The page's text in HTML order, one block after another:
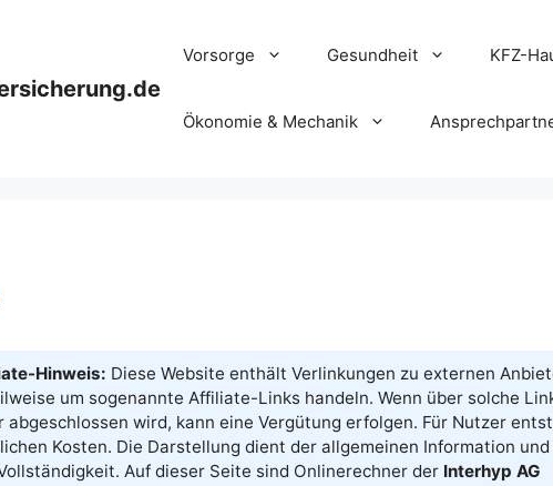
Vorsorge Gesundheit KFZ-
Ökonomie & Mechanik
Hinweis: Diese Website enthält Verlinkungen zu externen
um sogenannte Affiliate-Links handeln. Wenn über solche
abgeschlossen wird, kann eine Vergütung erfolgen. Für Nutzer
Kosten. Die Darstellung dient der allgemeinen Information
Auf dieser Seite sind Onlinerechner der Interhyp AG